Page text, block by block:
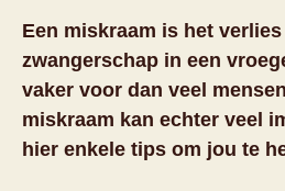
Een miskraam is het verlies
zwangerschap in een
vaker voor dan veel
miskraam kan echter veel
hier enkele tips om jou te